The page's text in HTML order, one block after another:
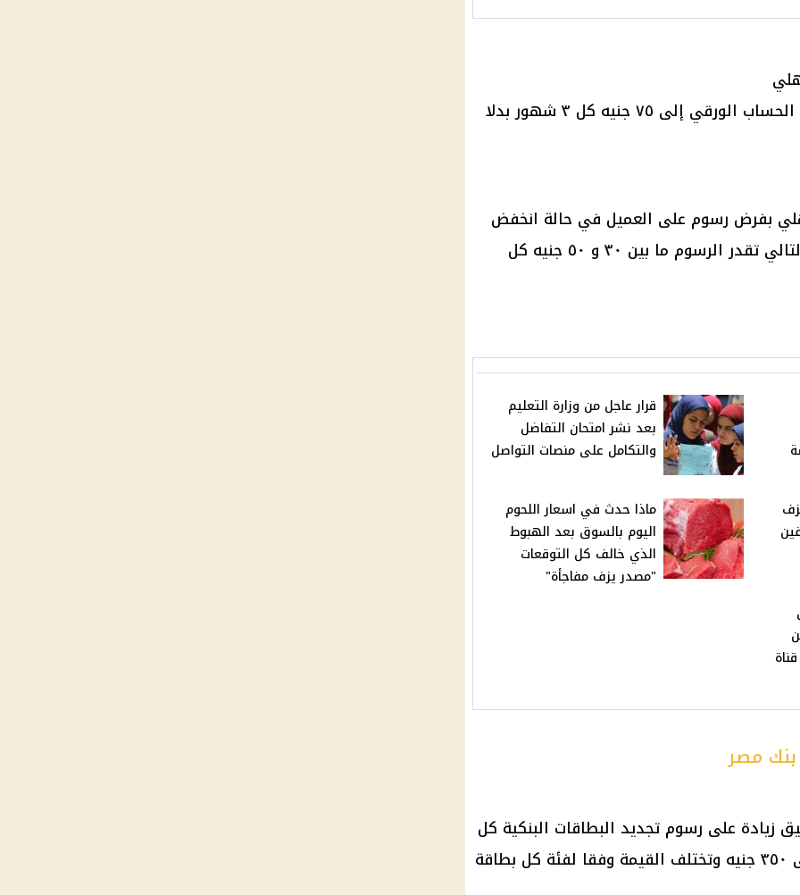
الحساب الورقي إلى ٧٥ جنيه كل ٣ شهوربدلا
بفرض رسوم على العميل في حالة انخفض
الرسوم
ما بين ٣٠ و ٥٠ جنيه كل
قرار عاجل من وزارة التعليم
بعد نشر امتحان التفاضل
والتكامل على منصات التواصل
ماذا حدث في اسعار اللحوم
اليوم بالسوق بعد الهبوط
الذي خالف كل التوقعات
"مصدر يزف مفاجأة"
مصر
زيادة على رسوم تجديد البطاقات البنكية كل
عام ، تراوحت ما بين ١٥٠ جنيه إلى ٣٥٠ جنيه وتختلف القيمة وفقا لفئة كل بطاقة